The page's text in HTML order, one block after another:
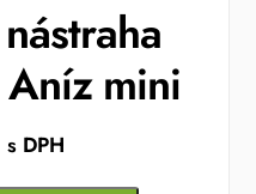
mini
s DPH